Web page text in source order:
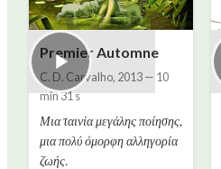
Premier Automne
C. D. Carvalho, 2013— 10
min 31 s
Μια ταινία μεγάλης ποίησης,
μια πολύ όμορφη αλληγορία
ζωής.